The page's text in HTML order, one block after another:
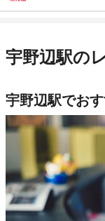
アクセス 茨
店舗詳細 店舗
こ
宇野辺駅の
宇野辺駅でお